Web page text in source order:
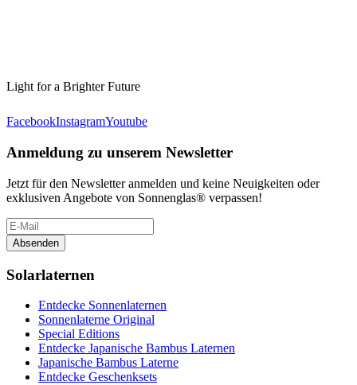
Light for a Brighter Future
FacebookInstagramYoutube
Anmeldung zu unserem Newsletter
Jetzt für den Newsletter anmelden und keine Neuigkeiten oder
exklusiven Angebote von Sonnenglas® verpassen!
Absenden
Solarlaternen
Entdecke Sonnenlaternen
Sonnenlaterne Original
Special Editions
Entdecke Japanische Bambus Laternen
Japanische Bambus Laterne
Entdecke Geschenksets